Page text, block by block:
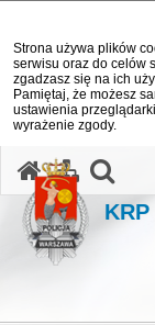
Strona używa plików
serwisu oraz do celów
zgadzasz się na ich
Pamiętaj, że możesz
ustawienia
wyrażenie zgody.